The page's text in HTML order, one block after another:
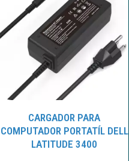
CARGADOR PARA
COMPUTADOR PORTATÍL DELL
LATITUDE 3400